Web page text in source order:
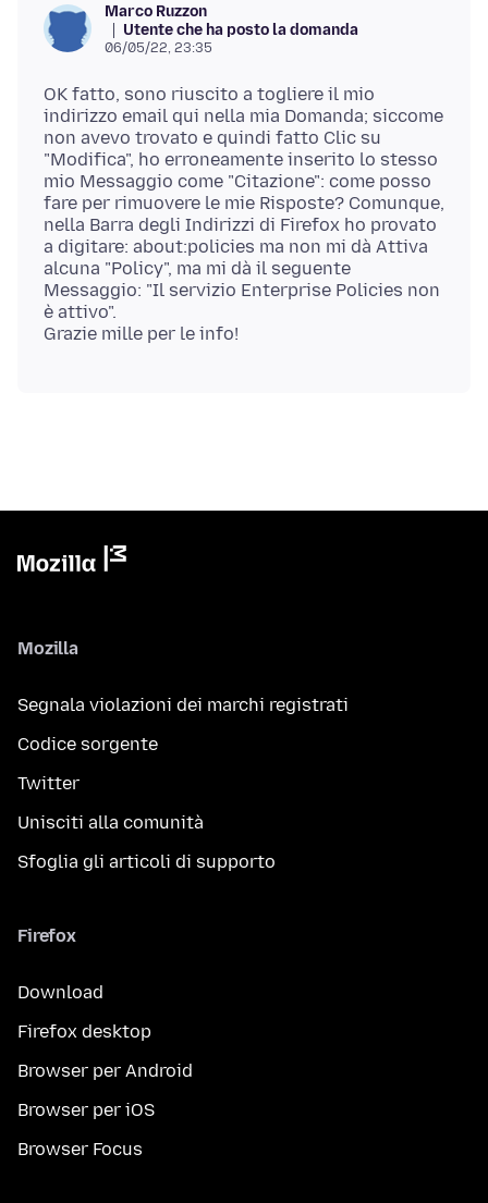
Marco Ruzzon
Utente che ha posto la domanda
06/05/22, 23:35
OK fatto, sono riuscito a togliere il mio
indirizzo email qui nella mia Domanda; siccome
non avevo trovato e quindi fatto Clic su
"Modifica", ho erroneamente inserito lo stesso
mio Messaggio come "Citazione": come posso
fare per rimuovere le mie Risposte? Comunque,
nella Barra degli Indirizzi di Firefox ho provato
a digitare: about:policies ma non mi dà Attiva
alcuna "Policy", ma mi dà il seguente
Messaggio: "Il servizio Enterprise Policies non
è attivo".
Mozilla
Segnala violazioni dei marchi registrati
Codice sorgente
Twitter
Unisciti alla comunità
Sfoglia gli articoli di supporto
Firefox
Download
Firefox desktop
Browser per Android
Browser per iOS
Browser Focus